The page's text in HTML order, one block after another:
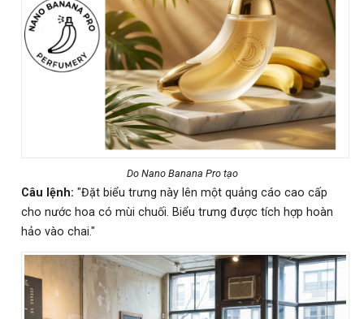
Do Nano Banana Pro tạo
Câu lệnh: "Đặt biểu trưng này lên một quảng cáo cao cấp
cho nước hoa có mùi chuối. Biểu trưng được tích hợp hoàn
hảo vào chai."